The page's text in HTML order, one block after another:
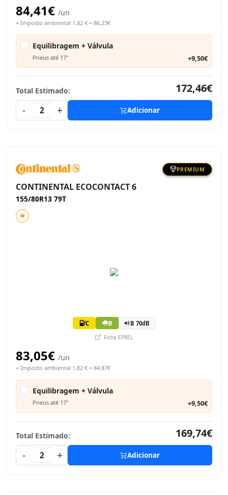
84,41€ /un
+ Imposto ambiental 1,82 € = 86,23€
Equilibragem + Válvula
Pneus até 17" +9,50€
Total Estimado:
172,46€
-
2 + Adicionar
PREMIUM
CONTINENTAL ECOCONTACT 6
155/80R13 79T
C B B 70dB
Ficha EPREL
83,05€ /un
+ Imposto ambiental 1,82 € = 84,87€
Equilibragem + Válvula
Pneus até 17" +9,50€
Total Estimado:
169,74€
-
2 + Adicionar